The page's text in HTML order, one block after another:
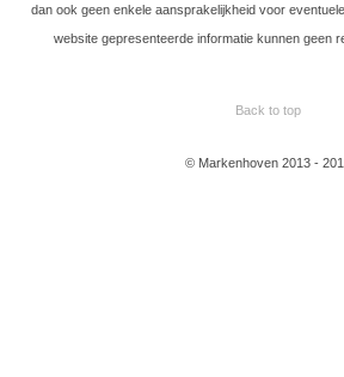
dan ook geen enkele aansprakelijkheid voor
website gepresenteerde informatie kunnen geen
Back to top
© Markenhoven 2013 -